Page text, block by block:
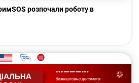
розпочали роботу в